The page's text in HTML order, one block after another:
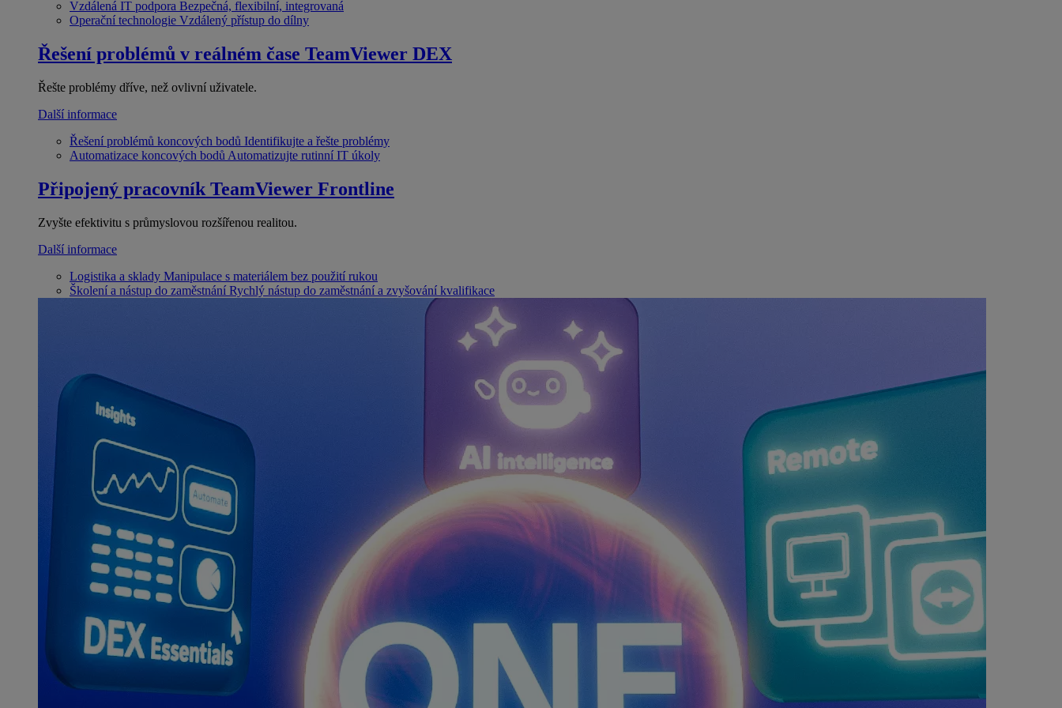
Vzdálená IT podpora Bezpečná, flexibilní, integrovaná
Operační technologie Vzdálený přístup do dílny
Řešení problémů v reálném čase TeamViewer DEX
Řešte problémy dříve, než ovlivní uživatele.
Další informace
Řešení problémů koncových bodů Identifikujte a řešte problémy
Automatizace koncových bodů Automatizujte rutinní IT úkoly
Připojený pracovník TeamViewer Frontline
Zvyšte efektivitu s průmyslovou rozšířenou realitou.
Další informace
Logistika a sklady Manipulace s materiálem bez použití rukou
Školení a nástup do zaměstnání Rychlý nástup do zaměstnání a zvyšování kvalifikace